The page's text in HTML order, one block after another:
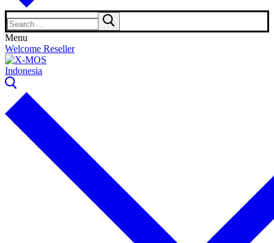
Search
for:
Menu
Welcome Reseller